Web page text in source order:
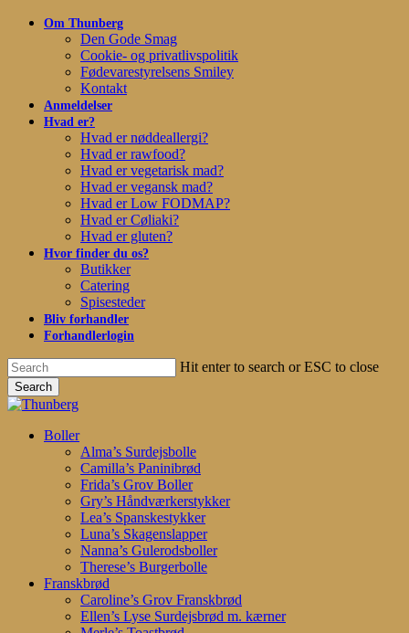
Skip
Om Thunberg
Den Gode Smag
Cookie- og privatlivspolitik
Fødevarestyrelsens Smiley
Kontakt
Anmeldelser
Hvad er?
Hvad er nøddeallergi?
Hvad er rawfood?
Hvad er vegetarisk mad?
Hvad er vegansk mad?
Hvad er Low FODMAP?
Hvad er Cøliaki?
Hvad er gluten?
Hvor finder du os?
Butikker
Catering
Spisesteder
Bliv forhandler
Forhandlerlogin
Hit enter to search or ESC to close
Search
Close
search
account
Menu
Boller
Alma’s Surdejsbolle
Camilla’s Paninibrød
Frida’s Grov Boller
Gry’s Håndværkerstykker
Lea’s Spanskestykker
Luna’s Skagenslapper
Nanna’s Gulerodsboller
Therese’s Burgerbolle
Franskbrød
Caroline’s Grov Franskbrød
Ellen’s Lyse Surdejsbrød m. kærner